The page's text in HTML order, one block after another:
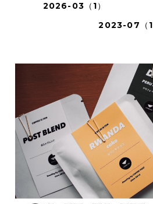
2026-03（1）
2023-07（1